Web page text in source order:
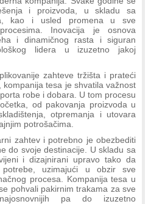
i proizvoda, u skladu sa
kao i usled promena u sve
Inovacija je osnova
i dinamičnog rasta i siguran
lidera u izuzetno jakoj
zahteve tržišta i prateći
tesa je shvatila važnost
robe i dobara. U tom procesu
od pakovanja proizvoda u
otpremanja i utovara
potrošačima.
zahtev i potrebno je obezbediti
do svoje destinacije. U skladu sa
i dizajnirani upravo tako da
uzimajući u obzir sve
procesa. Kompanija tesa u
pohvali pakirnim trakama za sve
pa do izuzetno